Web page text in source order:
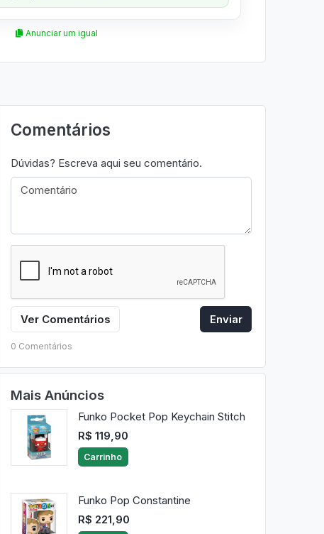
Anunciar um igual
Comentários
Dúvidas? Escreva aqui seu comentário.
Ver Comentários Enviar
0 Comentários
Mais Anúncios
Funko Pocket Pop Keychain Stitch
R$ 119,90
Carrinho
Funko Pop Constantine
R$ 221,90